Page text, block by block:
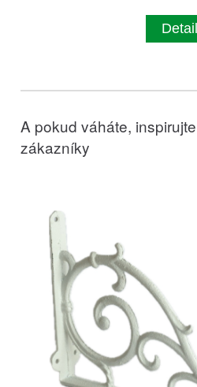
Detail
A pokud váháte,
zákazníky